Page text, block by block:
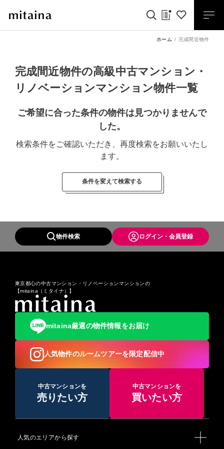
ホーム 完成間近物件
完成間近物件の高級中古マンション・
リノベーションマンション物件一覧
ご希望に合った条件の物件は見つかりませんで
した。
検索条件をご確認いただき、再度検索をお願いいたし
ます。
条件を変えて検索する
物件検索 ログイン・会員登録
東京都心の中古マンション・リノベーションマンションの
【mitaina（ミタイナ）】
mitaina厳選の物件情報をお届け
人気物件のルームツアーを限定配信中
中古マンションを
売りたい方
中古マンションを
買いたい方
人気のエリアから探す